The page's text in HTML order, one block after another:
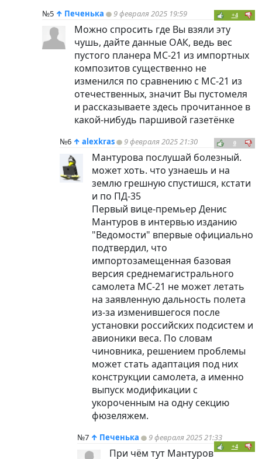
№5 ↑ Печенька 9 февраля 2025 19:59 +4
Можно спросить где Вы взяли эту
чушь, дайте данные ОАК, ведь вес
пустого планера МС-21 из импортных
композитов существенно не
изменился по сравнению с МС-21 из
отечественных, значит Вы пустомеля
и рассказываете здесь прочитанное в
какой-нибудь паршивой газетёнке
№6 ↑ alexkras 9 февраля 2025 21:30 0
Мантурова послушай болезный.
может хоть. что узнаешь и на
землю грешную спустишся, кстати
и по ПД-35
Первый вице-премьер Денис
Мантуров в интервью изданию
"Ведомости" впервые официально
подтвердил, что
импортозамещенная базовая
версия среднемагистрального
самолета МС-21 не может летать
на заявленную дальность полета
из-за изменившегося после
установки российских подсистем и
авионики веса. По словам
чиновника, решением проблемы
может стать адаптация под них
конструкции самолета, а именно
выпуск модификации с
укороченным на одну секцию
фюзеляжем.
№7 ↑ Печенька 9 февраля 2025 21:33
+4
При чём тут Мантуров